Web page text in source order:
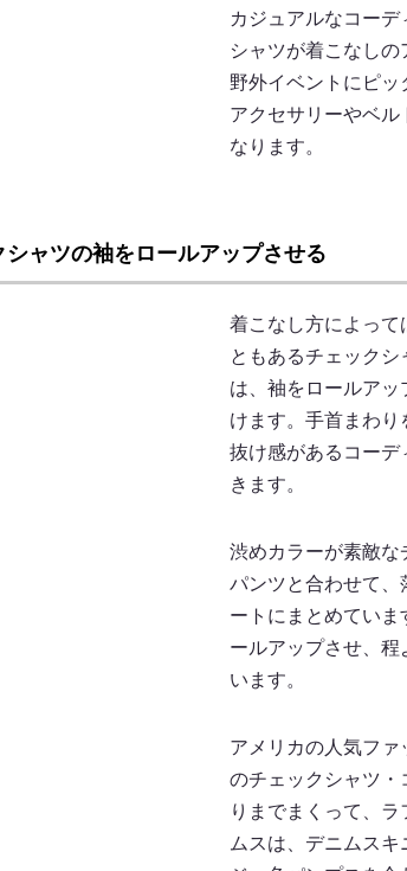
カジュアルなコーデ
シャツが着こなしの
野外イベントにピッ
アクセサリーやベル
なります。
シャツの袖をロールアップさせる
着こなし方によって
ともあるチェック
は、袖をロールア
けます。手首まわり
抜け感があるコーデ
きます。
渋めカラーが素敵な
パンツと合わせて、
ートにまとめていま
ールアップさせ、程
います。
アメリカの人気ファ
のチェックシャツ・
りまでまくって、
ムスは、デニムス